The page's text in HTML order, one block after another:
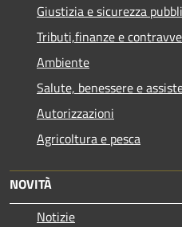
Giustizia e sicurezza
Tributi,finanze e
Ambiente
Salute, benessere e
Autorizzazioni
Agricoltura e pesca
NOVITÀ
Notizie